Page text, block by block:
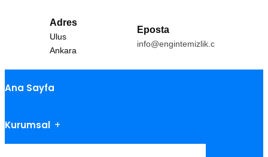
Adres
Ulus
Ankara
Eposta
info@engintemizlik.com
Ana Sayfa
Kurumsal